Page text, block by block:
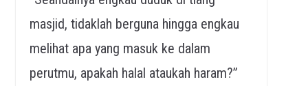
masjid, tidaklah berguna hingga engkau
melihat apa yang masuk ke dalam
perutmu, apakah halal ataukah haram?”